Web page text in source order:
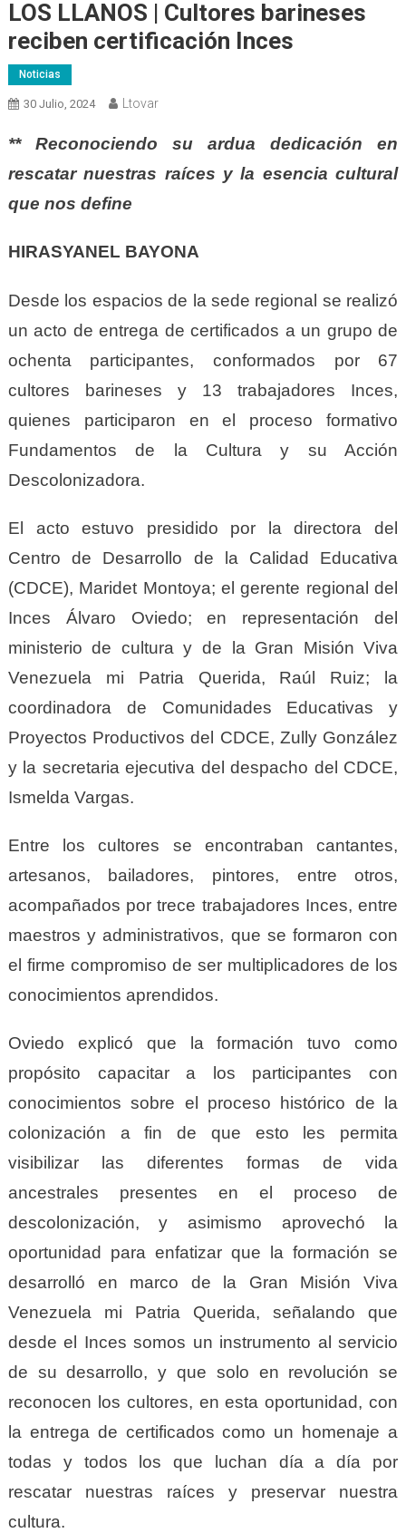
LOS LLANOS | Cultores barineses
reciben certificación Inces
Noticias
30 Julio, 2024 Ltovar
** Reconociendo su ardua dedicación en
rescatar nuestras raíces y la esencia cultural
que nos define
HIRASYANEL BAYONA
Desde los espacios de la sede regional se realizó
un acto de entrega de certificados a un grupo de
ochenta participantes, conformados por 67
cultores barineses y 13 trabajadores Inces,
quienes participaron en el proceso formativo
Fundamentos de la Cultura y su Acción
Descolonizadora.
El acto estuvo presidido por la directora del
Centro de Desarrollo de la Calidad Educativa
(CDCE), Maridet Montoya; el gerente regional del
Inces Álvaro Oviedo; en representación del
ministerio de cultura y de la Gran Misión Viva
Venezuela mi Patria Querida, Raúl Ruiz; la
coordinadora de Comunidades Educativas y
Proyectos Productivos del CDCE, Zully González
y la secretaria ejecutiva del despacho del CDCE,
Ismelda Vargas.
Entre los cultores se encontraban cantantes,
artesanos, bailadores, pintores, entre otros,
acompañados por trece trabajadores Inces, entre
maestros y administrativos, que se formaron con
el firme compromiso de ser multiplicadores de los
conocimientos aprendidos.
Oviedo explicó que la formación tuvo como
propósito capacitar a los participantes con
conocimientos sobre el proceso histórico de la
colonización a fin de que esto les permita
visibilizar las diferentes formas de vida
ancestrales presentes en el proceso de
descolonización, y asimismo aprovechó la
oportunidad para enfatizar que la formación se
desarrolló en marco de la Gran Misión Viva
Venezuela mi Patria Querida, señalando que
desde el Inces somos un instrumento al servicio
de su desarrollo, y que solo en revolución se
reconocen los cultores, en esta oportunidad, con
la entrega de certificados como un homenaje a
todas y todos los que luchan día a día por
rescatar nuestras raíces y preservar nuestra
cultura.